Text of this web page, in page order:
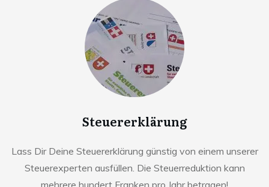
Steuererklärung
Lass Dir Deine Steuererklärung günstig von einem unserer
Steuerexperten ausfüllen. Die Steuerreduktion kann
mehrere hundert Franken pro Jahr betragen!